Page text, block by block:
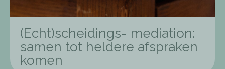
(Echt)scheidings- mediation:
samen tot heldere afspraken
komen